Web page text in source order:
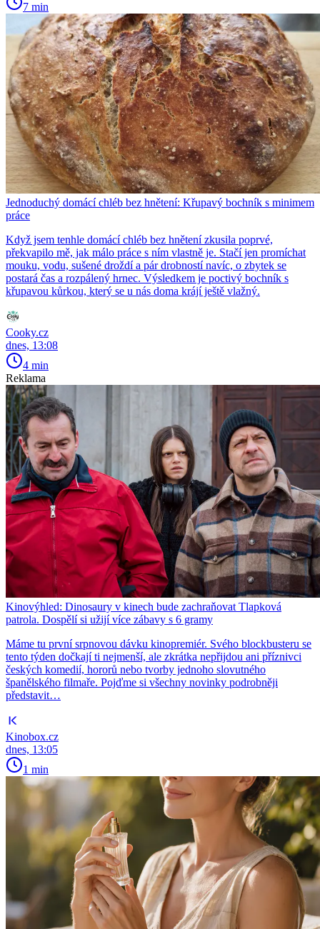
7 min
Jednoduchý domácí chléb bez hnětení: Křupavý bochník s minimem
práce
Když jsem tenhle domácí chléb bez hnětení zkusila poprvé,
překvapilo mě, jak málo práce s ním vlastně je. Stačí jen promíchat
mouku, vodu, sušené droždí a pár drobností navíc, o zbytek se
postará čas a rozpálený hrnec. Výsledkem je poctivý bochník s
křupavou kůrkou, který se u nás doma krájí ještě vlažný.
Cooky.cz
dnes, 13:08
4 min
Reklama
Kinovýhled: Dinosaury v kinech bude zachraňovat Tlapková
patrola. Dospělí si užijí více zábavy s 6 gramy
Máme tu první srpnovou dávku kinopremiér. Svého blockbusteru se
tento týden dočkají ti nejmenší, ale zkrátka nepřijdou ani příznivci
českých komedií, hororů nebo tvorby jednoho slovutného
španělského filmaře. Pojďme si všechny novinky podrobněji
představit…
Kinobox.cz
dnes, 13:05
1 min